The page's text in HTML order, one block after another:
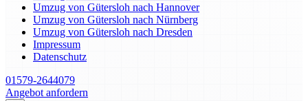
Umzug von Gütersloh nach Hannover
Umzug von Gütersloh nach Nürnberg
Umzug von Gütersloh nach Dresden
Impressum
Datenschutz
01579-2644079
Angebot anfordern